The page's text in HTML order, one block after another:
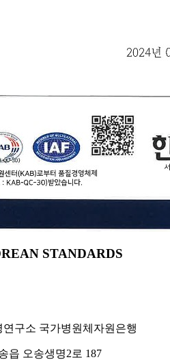
STANDARDS
구소 국가병원체자원은행
읍 오송생명2로 187